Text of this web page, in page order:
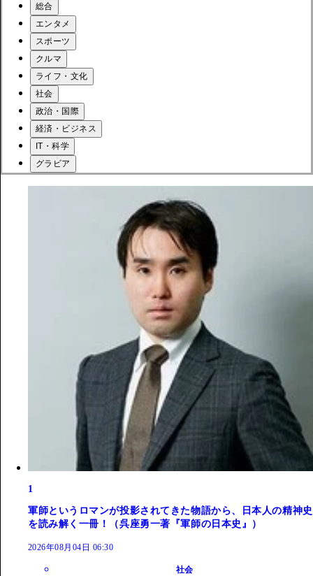
総合
エンタメ
スポーツ
クルマ
ライフ・文化
社会
政治・国際
経済・ビジネス
IT・科学
グラビア
1
軍師というロマンが投影されてきた物語から、日本人の精神史
を読み解く一冊！（呉座勇一著『軍師の日本史』）
2026年08月04日 06:30
社会